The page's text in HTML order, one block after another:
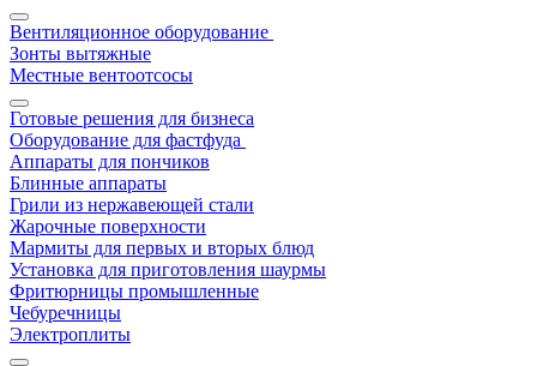
Вентиляционное оборудование
Зонты вытяжные
Местные вентоотсосы
Готовые решения для бизнеса
Оборудование для фастфуда
Аппараты для пончиков
Блинные аппараты
Грили из нержавеющей стали
Жарочные поверхности
Мармиты для первых и вторых блюд
Установка для приготовления шаурмы
Фритюрницы промышленные
Чебуречницы
Электроплиты